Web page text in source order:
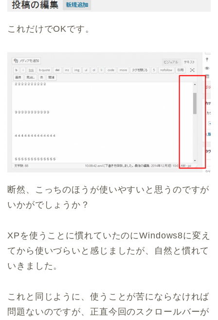
これだけでOKです。
断然、こっちのほうが使いやすいと思うのですが
いかがでしょうか？
XPを使うことに慣れていたのにWindows8に変え
てから使いづらいと感じましたが、自然と慣れて
いきました。
これと同じように、使うことが苦にならなければ
問題ないのですが、正直今回のスクロールバーが